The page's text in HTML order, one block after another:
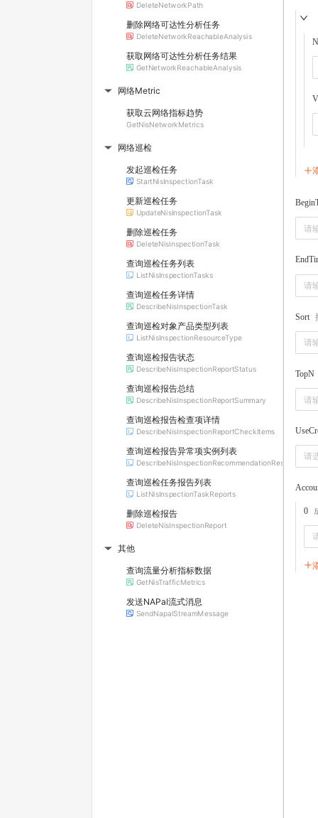
DeleteNetworkPath
删除网络可达性分析任务
DeleteNetworkReachableAnalysis
获取网络可达性分析任务结果
GetNetworkReachableAnalysis
▶ 网络Metric
获取云网络指标趋势
GetNisNetworkMetrics
▶ 网络巡检
发起巡检任务
StartNisInspectionTask
更新巡检任务
UpdateNisInspectionTask
删除巡检任务
DeleteNisInspectionTask
查询巡检任务列表
ListNisInspectionTasks
查询巡检任务详情
DescribeNisInspectionTask
查询巡检对象产品类型列表
ListNisInspectionResourceType
查询巡检报告状态
DescribeNisInspectionReportStatus
查询巡检报告总结
DescribeNisInspectionReportSummary
查询巡检报告检查项详情
DescribeNisInspectionReportCheckItems
查询巡检报告异常项实例列表
DescribeNisInspectionRecommendationResources
查询巡检任务报告列表
ListNisInspectionTaskReports
删除巡检报告
DeleteNisInspectionReport
▶ 其他
查询流量分析指标数据
GetNisTrafficMetrics
发送NAPal流式消息
SendNapalStreamMessage
Sort
TopN
请
0